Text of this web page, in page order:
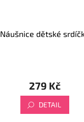
Náušnice dětské
279 Kč
DETAIL